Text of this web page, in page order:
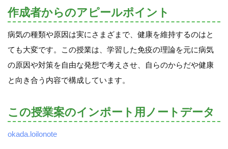
作成者からのアピールポイント
病気の種類や原因は実にさまざまで、健康を維持するのはと
ても大変です。この授業は、学習した免疫の理論を元に病気
の原因や対策を自由な発想で考えさせ、自らのからだや健康
と向き合う内容で構成しています。
この授業案のインポート用ノートデータ
okada.loilonote